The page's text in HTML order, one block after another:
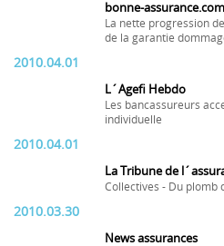
bonne-assurance.com
La nette progression
de la garantie
2010.04.01
L´Agefi Hebdo
Les bancassureurs
individuelle
2010.04.01
La Tribune de
Collectives - Du plomb
2010.03.30
News assurances